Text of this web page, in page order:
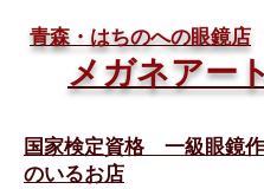
​青森・はちのへの眼鏡店
メガネアート
国家検定資格 一級眼鏡
のいるお店